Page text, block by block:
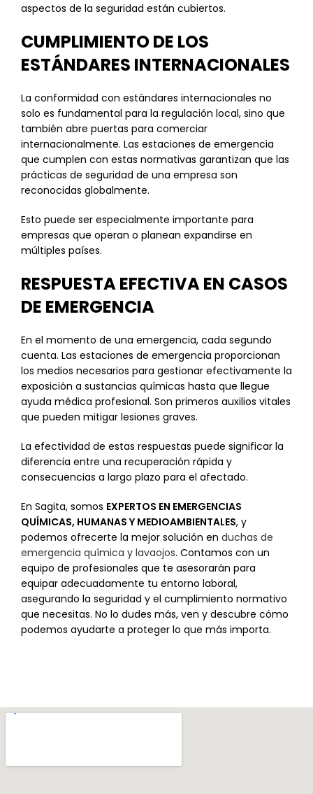
aspectos de la seguridad están cubiertos.
CUMPLIMIENTO DE LOS
ESTÁNDARES INTERNACIONALES
La conformidad con estándares internacionales no
solo es fundamental para la regulación local, sino que
también abre puertas para comerciar
internacionalmente. Las estaciones de emergencia
que cumplen con estas normativas garantizan que las
prácticas de seguridad de una empresa son
reconocidas globalmente.
Esto puede ser especialmente importante para
empresas que operan o planean expandirse en
múltiples países.
RESPUESTA EFECTIVA EN CASOS
DE EMERGENCIA
En el momento de una emergencia, cada segundo
cuenta. Las estaciones de emergencia proporcionan
los medios necesarios para gestionar efectivamente la
exposición a sustancias químicas hasta que llegue
ayuda médica profesional. Son primeros auxilios vitales
que pueden mitigar lesiones graves.
La efectividad de estas respuestas puede significar la
diferencia entre una recuperación rápida y
consecuencias a largo plazo para el afectado.
En Sagita, somos EXPERTOS EN EMERGENCIAS
QUÍMICAS, HUMANAS Y MEDIOAMBIENTALES, y
podemos ofrecerte la mejor solución en duchas de
emergencia química y lavaojos. Contamos con un
equipo de profesionales que te asesorarán para
equipar adecuadamente tu entorno laboral,
asegurando la seguridad y el cumplimiento normativo
que necesitas. No lo dudes más, ven y descubre cómo
podemos ayudarte a proteger lo que más importa.